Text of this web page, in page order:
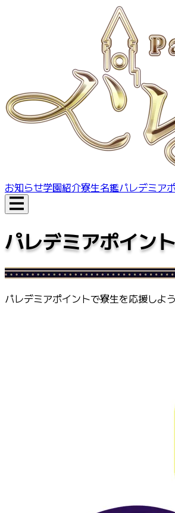
お知らせ学園紹介寮生名鑑パレデミア
パレデミアポイン
パレデミアポイントで寮生を応援しよ